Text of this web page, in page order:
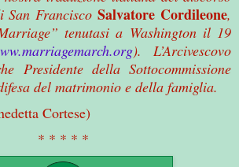
San FranciscoSalvatore Cordileone,
tenutasi a Washington il 19
). L’Arcivescovo
Presidente della Sottocommissione
del matrimonio e della famiglia.
Cortese)
* * * * *